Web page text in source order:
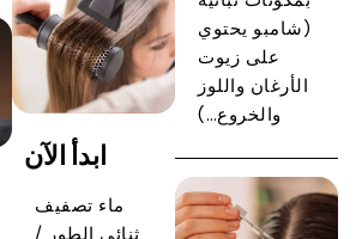
(شامبو يحتوي
على زيوت
الأرغان واللوز
والخروع…)
ابدأ الآن
ماء تصفيف
ثنائي الطور /